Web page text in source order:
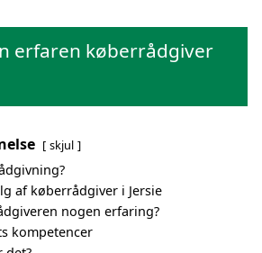
erfaren køberrådgiver
skjul
af køberrådgiver i Jersie
nogen erfaring?
kompetencer